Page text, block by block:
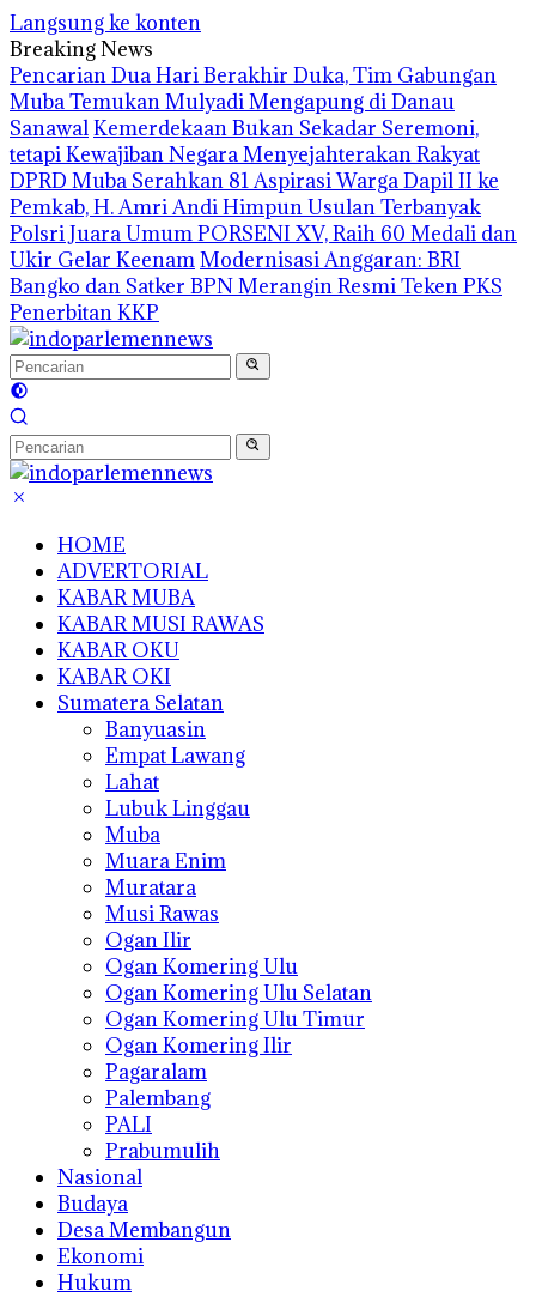
Langsung ke konten
Breaking News
Pencarian Dua Hari Berakhir Duka, Tim Gabungan
Muba Temukan Mulyadi Mengapung di Danau
SanawalKemerdekaan Bukan Sekadar Seremoni,
tetapi Kewajiban Negara Menyejahterakan Rakyat
DPRD Muba Serahkan 81 Aspirasi Warga Dapil II ke
Pemkab, H. Amri Andi Himpun Usulan Terbanyak
Polsri Juara Umum PORSENI XV, Raih 60 Medali dan
Ukir Gelar KeenamModernisasi Anggaran: BRI
Bangko dan Satker BPN Merangin Resmi Teken PKS
Penerbitan KKP
HOME
ADVERTORIAL
KABAR MUBA
KABAR MUSI RAWAS
KABAR OKU
KABAR OKI
Sumatera Selatan
Banyuasin
Empat Lawang
Lahat
Lubuk Linggau
Muba
Muara Enim
Muratara
Musi Rawas
Ogan Ilir
Ogan Komering Ulu
Ogan Komering Ulu Selatan
Ogan Komering Ulu Timur
Ogan Komering Ilir
Pagaralam
Palembang
PALI
Prabumulih
Nasional
Budaya
Desa Membangun
Ekonomi
Hukum